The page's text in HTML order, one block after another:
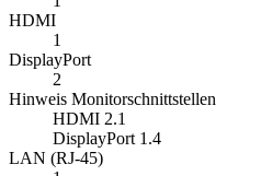
HDMI
1
DisplayPort
2
Hinweis Monitorschnittstellen
HDMI 2.1
DisplayPort 1.4
LAN (RJ-45)